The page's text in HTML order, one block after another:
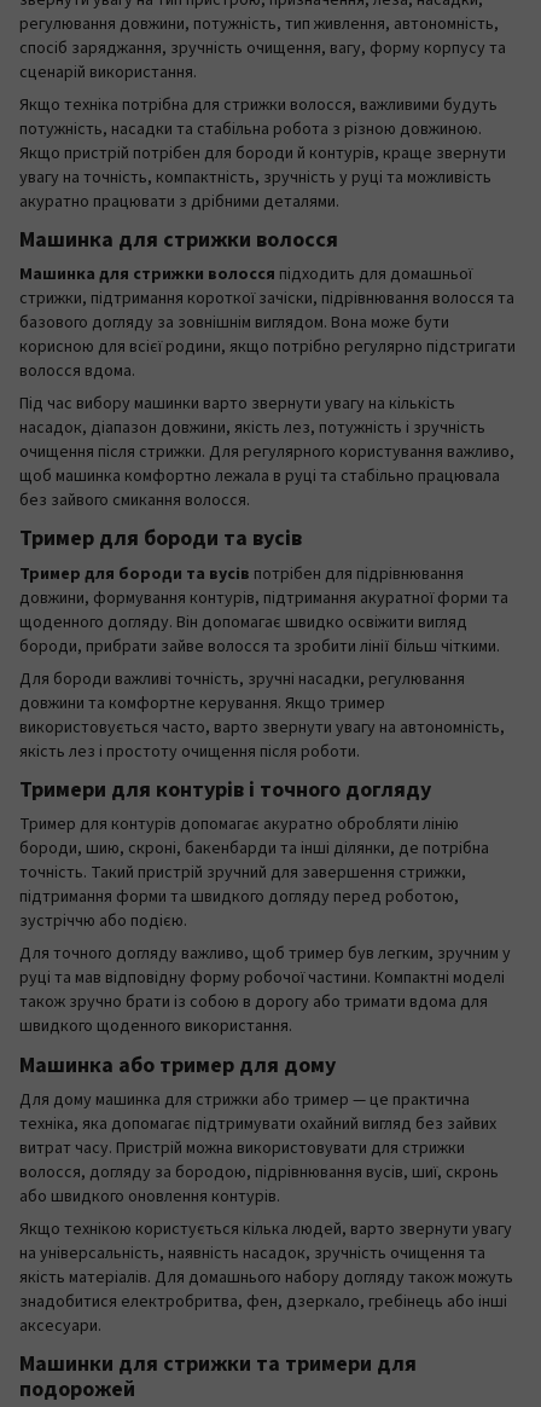
регулювання довжини, потужність, тип живлення, автономність,
спосіб заряджання, зручність очищення, вагу, форму корпусу та
сценарій використання.
Якщо техніка потрібна для стрижки волосся, важливими будуть
потужність, насадки та стабільна робота з різною довжиною.
Якщо пристрій потрібен для бороди й контурів, краще звернути
увагу на точність, компактність, зручність у руці та можливість
акуратно працювати з дрібними деталями.
Машинка для стрижки волосся
Машинка для стрижки волосся підходить для домашньої
стрижки, підтримання короткої зачіски, підрівнювання волосся та
базового догляду за зовнішнім виглядом. Вона може бути
корисною для всієї родини, якщо потрібно регулярно підстригати
волосся вдома.
Під час вибору машинки варто звернути увагу на кількість
насадок, діапазон довжини, якість лез, потужність і зручність
очищення після стрижки. Для регулярного користування важливо,
щоб машинка комфортно лежала в руці та стабільно працювала
без зайвого смикання волосся.
Тример для бороди та вусів
Тример для бороди та вусів потрібен для підрівнювання
довжини, формування контурів, підтримання акуратної форми та
щоденного догляду. Він допомагає швидко освіжити вигляд
бороди, прибрати зайве волосся та зробити лінії більш чіткими.
Для бороди важливі точність, зручні насадки, регулювання
довжини та комфортне керування. Якщо тример
використовується часто, варто звернути увагу на автономність,
якість лез і простоту очищення після роботи.
Тримери для контурів і точного догляду
Тример для контурів допомагає акуратно обробляти лінію
бороди, шию, скроні, бакенбарди та інші ділянки, де потрібна
точність. Такий пристрій зручний для завершення стрижки,
підтримання форми та швидкого догляду перед роботою,
зустріччю або подією.
Для точного догляду важливо, щоб тример був легким, зручним у
руці та мав відповідну форму робочої частини. Компактні моделі
також зручно брати із собою в дорогу або тримати вдома для
швидкого щоденного використання.
Машинка або тример для дому
Для дому машинка для стрижки або тример — це практична
техніка, яка допомагає підтримувати охайний вигляд без зайвих
витрат часу. Пристрій можна використовувати для стрижки
волосся, догляду за бородою, підрівнювання вусів, шиї, скронь
або швидкого оновлення контурів.
Якщо технікою користується кілька людей, варто звернути увагу
на універсальність, наявність насадок, зручність очищення та
якість матеріалів. Для домашнього набору догляду також можуть
знадобитися електробритва, фен, дзеркало, гребінець або інші
аксесуари.
Машинки для стрижки та тримери для
подорожей